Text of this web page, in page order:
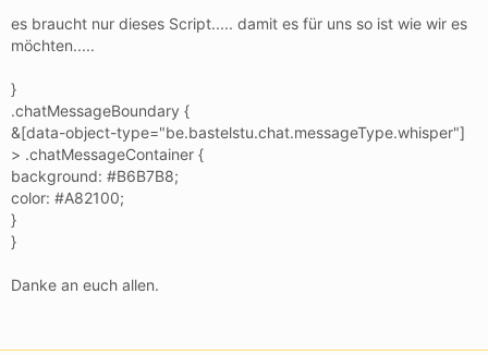
es braucht nur dieses Script..... damit es für uns so ist wie wir es
möchten.....
}
.chatMessageBoundary {
&[data-object-type="be.bastelstu.chat.messageType.whisper"]
> .chatMessageContainer {
background: #B6B7B8;
color: #A82100;
}
}
Danke an euch allen.